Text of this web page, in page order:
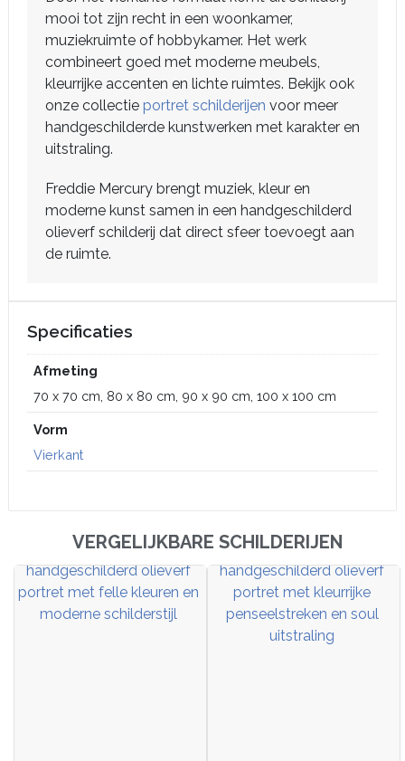
mooi tot zijn recht in een woonkamer,
muziekruimte of hobbykamer. Het werk
combineert goed met moderne meubels,
kleurrijke accenten en lichte ruimtes. Bekijk ook
onze collectie portret schilderijen voor meer
handgeschilderde kunstwerken met karakter en
uitstraling.
Freddie Mercury brengt muziek, kleur en
moderne kunst samen in een handgeschilderd
olieverf schilderij dat direct sfeer toevoegt aan
de ruimte.
Specificaties
Afmeting
70 x 70 cm, 80 x 80 cm, 90 x 90 cm, 100 x 100 cm
Vorm
Vierkant
VERGELIJKBARE SCHILDERIJEN